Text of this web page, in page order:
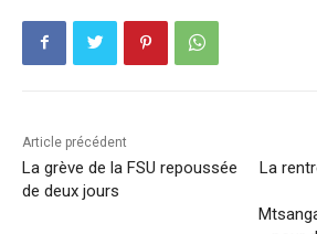
Article précédent
La grève de la FSU repoussée
de deux jours
La